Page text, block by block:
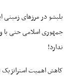
بلبشو در مرزهای زمینی
جمهوری اسلامی حتی با
ندارد!
کاهش اهمیت استراتژیک